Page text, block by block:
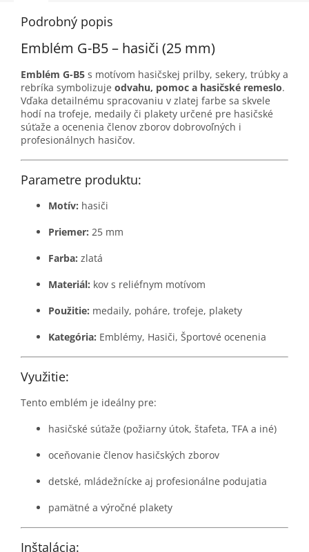
Podrobný popis
Emblém G-B5 – hasiči (25 mm)
Emblém G-B5 s motívom hasičskej prilby, sekery, trúbky a
rebríka symbolizuje odvahu, pomoc a hasičské remeslo.
Vďaka detailnému spracovaniu v zlatej farbe sa skvele
hodí na trofeje, medaily či plakety určené pre hasičské
súťaže a ocenenia členov zborov dobrovoľných i
profesionálnych hasičov.
Parametre produktu:
Motív: hasiči
Priemer: 25 mm
Farba: zlatá
Materiál: kov s reliéfnym motívom
Použitie: medaily, poháre, trofeje, plakety
Kategória: Emblémy, Hasiči, Športové ocenenia
Využitie:
Tento emblém je ideálny pre:
hasičské súťaže (požiarny útok, štafeta, TFA a iné)
oceňovanie členov hasičských zborov
detské, mládežnícke aj profesionálne podujatia
pamätné a výročné plakety
Inštalácia: